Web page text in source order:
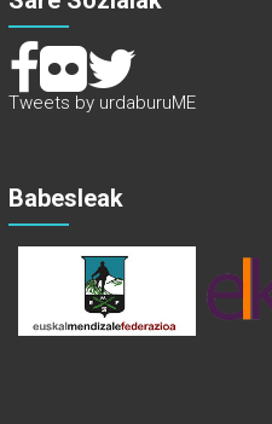
Tweets by urdaburuME
Babesleak